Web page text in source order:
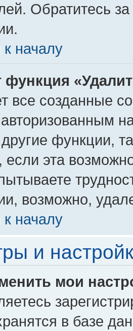
Обратитесь
началу
функция
все созданные
авторизованным
функции,
эта
возможно,
началу
и
мои
в базе